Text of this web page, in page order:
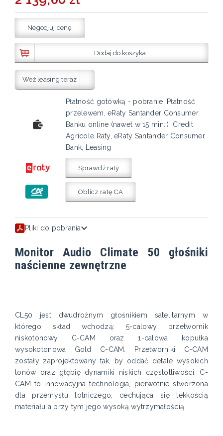
Negocjuj cenę
Dodaj do koszyka
Weź leasing teraz
Płatność gotówką - pobranie, Płatność
przelewem, eRaty Santander Consumer
Banku online (nawet w 15 min.!), Credit
Agricole Raty, eRaty Santander Consumer
Bank, Leasing
Sprawdź raty
Oblicz ratę CA
Pliki do pobrania
Monitor Audio Climate 50 głośniki
naścienne zewnętrzne
CL50 jest dwudrożnym głośnikiem satelitarnym w
którego skład wchodzą: 5-calowy przetwornik
niskotonowy C-CAM oraz 1-calowa kopułka
wysokotonowa Gold C-CAM. Przetworniki C-CAM
zostały zaprojektowany tak, by oddać detale wysokich
tonów oraz głębię dynamiki niskich częstotliwości. C-
CAM to innowacyjna technologia, pierwotnie stworzona
dla przemysłu lotniczego, cechująca się lekkością
materiału a przy tym jego wysoką wytrzymałością.